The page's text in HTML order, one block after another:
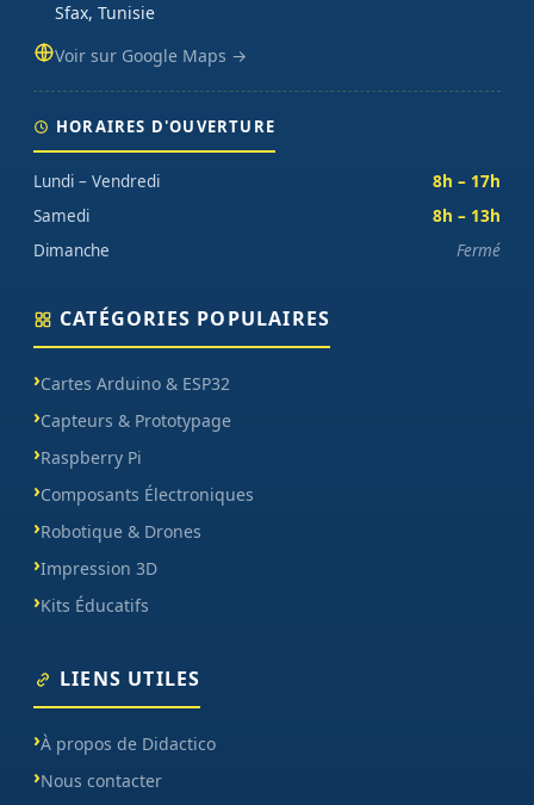
Sfax, Tunisie
Voir sur Google Maps →
HORAIRES D'OUVERTURE
Lundi – Vendredi
8h – 17h
Samedi
8h – 13h
Dimanche
Fermé
CATÉGORIES POPULAIRES
Cartes Arduino & ESP32
Capteurs & Prototypage
Raspberry Pi
Composants Électroniques
Robotique & Drones
Impression 3D
Kits Éducatifs
LIENS UTILES
À propos de Didactico
Nous contacter